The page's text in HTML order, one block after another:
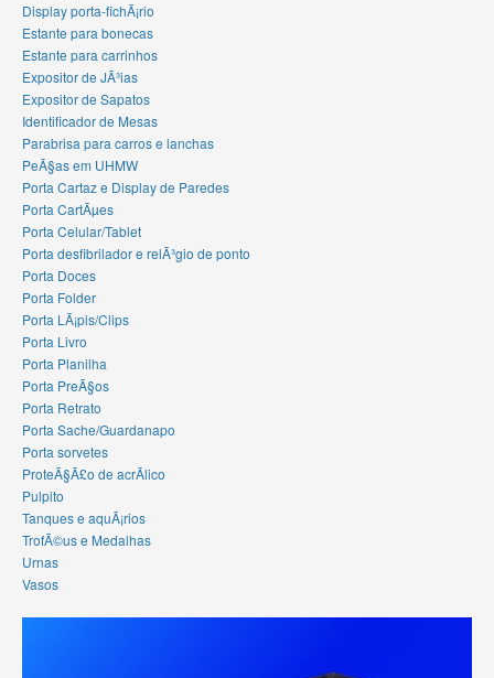
Display porta-fichÃ¡rio
Estante para bonecas
Estante para carrinhos
Expositor de JÃ³ias
Expositor de Sapatos
Identificador de Mesas
Parabrisa para carros e lanchas
PeÃ§as em UHMW
Porta Cartaz e Display de Paredes
Porta CartÃµes
Porta Celular/Tablet
Porta desfibrilador e relÃ³gio de ponto
Porta Doces
Porta Folder
Porta LÃ¡pis/Clips
Porta Livro
Porta Planilha
Porta PreÃ§os
Porta Retrato
Porta Sache/Guardanapo
Porta sorvetes
ProteÃ§Ã£o de acrÃ­lico
Pulpito
Tanques e aquÃ¡rios
TrofÃ©us e Medalhas
Urnas
Vasos